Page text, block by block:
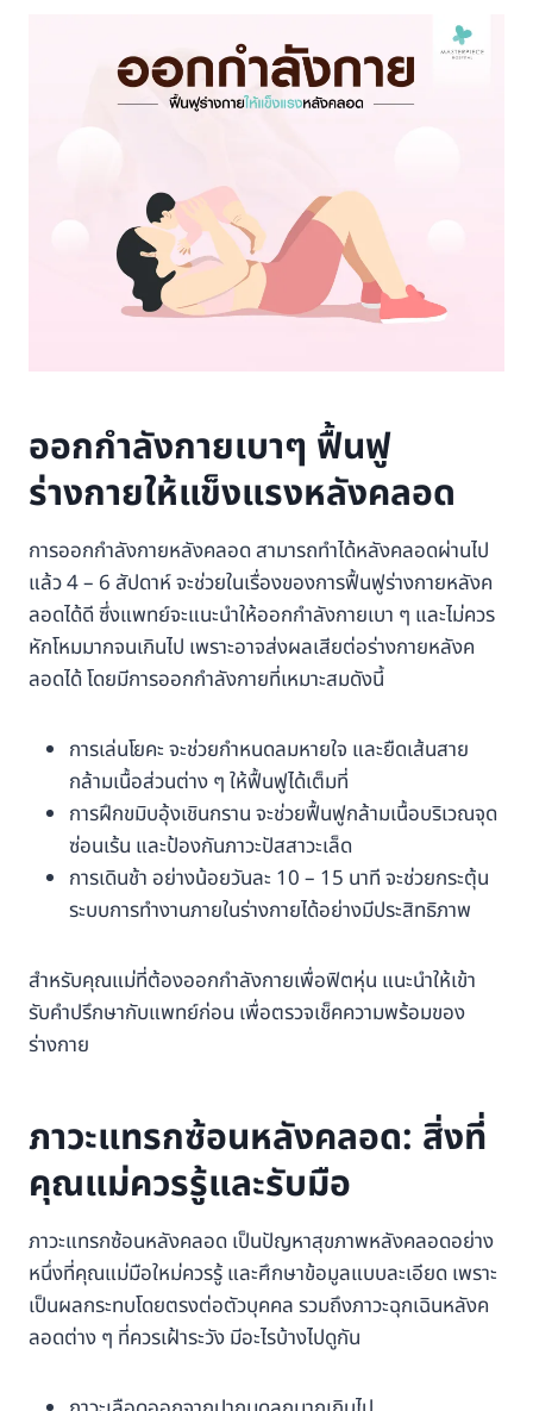
ออกกำลังกายเบาๆ ฟื้นฟู
ร่างกายให้แข็งแรงหลังคลอด
การออกกำลังกายหลังคลอด สามารถทำได้หลังคลอดผ่านไป
แล้ว 4 – 6 สัปดาห์ จะช่วยในเรื่องของการฟื้นฟูร่างกายหลังค
ลอดได้ดี ซึ่งแพทย์จะแนะนำให้ออกกำลังกายเบา ๆ และไม่ควร
หักโหมมากจนเกินไป เพราะอาจส่งผลเสียต่อร่างกายหลังค
ลอดได้ โดยมีการออกกำลังกายที่เหมาะสมดังนี้
การเล่นโยคะ จะช่วยกำหนดลมหายใจ และยืดเส้นสาย
กล้ามเนื้อส่วนต่าง ๆ ให้ฟื้นฟูได้เต็มที่
การฝึกขมิบอุ้งเชินกราน จะช่วยฟื้นฟูกล้ามเนื้อบริเวณจุด
ซ่อนเร้น และป้องกันภาวะปัสสาวะเล็ด
การเดินช้า อย่างน้อยวันละ 10 – 15 นาที จะช่วยกระตุ้น
ระบบการทำงานภายในร่างกายได้อย่างมีประสิทธิภาพ
สำหรับคุณแม่ที่ต้องออกกำลังกายเพื่อฟิตหุ่น แนะนำให้เข้า
รับคำปรึกษากับแพทย์ก่อน เพื่อตรวจเช็คความพร้อมของ
ร่างกาย
ภาวะแทรกซ้อนหลังคลอด: สิ่งที่
คุณแม่ควรรู้และรับมือ
ภาวะแทรกซ้อนหลังคลอด เป็นปัญหาสุขภาพหลังคลอดอย่าง
หนึ่งที่คุณแม่มือใหม่ควรรู้ และศึกษาข้อมูลแบบละเอียด เพราะ
เป็นผลกระทบโดยตรงต่อตัวบุคคล รวมถึงภาวะฉุกเฉินหลังค
ลอดต่าง ๆ ที่ควรเฝ้าระวัง มีอะไรบ้างไปดูกัน